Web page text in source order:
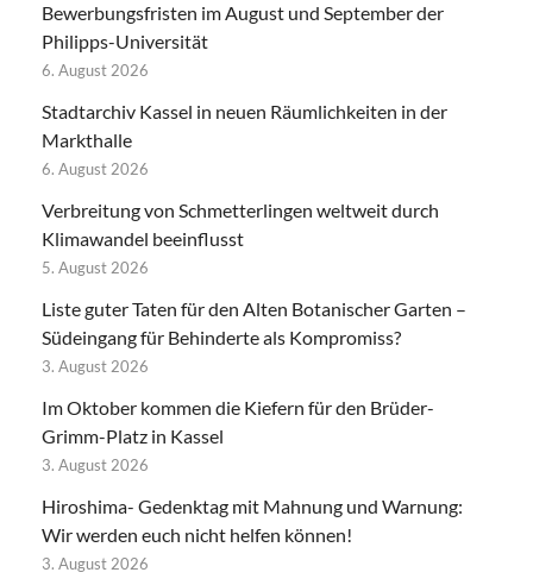
Bewerbungsfristen im August und September der
Philipps-Universität
6. August 2026
Stadtarchiv Kassel in neuen Räumlichkeiten in der
Markthalle
6. August 2026
Verbreitung von Schmetterlingen weltweit durch
Klimawandel beeinflusst
5. August 2026
Liste guter Taten für den Alten Botanischer Garten –
Südeingang für Behinderte als Kompromiss?
3. August 2026
Im Oktober kommen die Kiefern für den Brüder-
Grimm-Platz in Kassel
3. August 2026
Hiroshima- Gedenktag mit Mahnung und Warnung:
Wir werden euch nicht helfen können!
3. August 2026